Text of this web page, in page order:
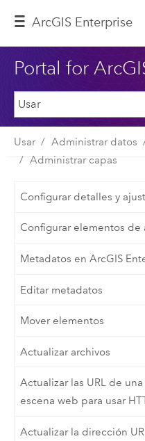
ArcGIS Enterprise
Portal for
Usar Administrar datos
Administrar capas
Configurar detalles y
Configurar elementos de
Metadatos en ArcGIS
Editar metadatos
Mover elementos
Actualizar archivos
Actualizar las URL de
escena web para usar
Actualizar la dirección